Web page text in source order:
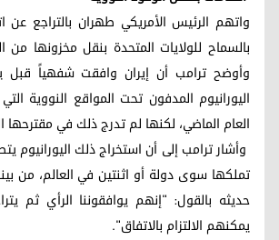
واتهم الرئيس الأمريكي طهران بالتراجع
بالسماح للولايات المتحدة بنقل مخزونها من
وأوضح ترامب أن إيران وافقت شفهياً قبل
اليورانيوم المدفون تحت المواقع النووية
العام الماضي، لكنها لم تدرج ذلك في
وأشار ترامب إلى أن استخراج ذلك اليورانيوم
تملكها سوى دولة أو اثنتين في العالم، من
حديثه بالقول: "إنهم يوافقوننا الرأي ثم
يمكنهم الالتزام بالاتفاق".